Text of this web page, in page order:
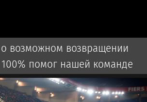
возможном возвращении
помог нашей команде